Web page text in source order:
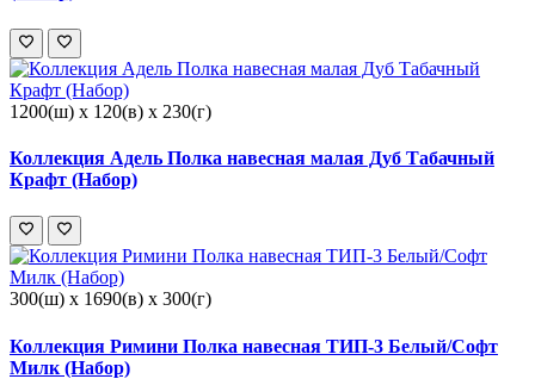
1200(ш) x 120(в) x 230(г)
Коллекция Адель Полка навесная малая Дуб Табачный
Крафт (Набор)
300(ш) x 1690(в) x 300(г)
Коллекция Римини Полка навесная ТИП-3 Белый/Софт
Милк (Набор)